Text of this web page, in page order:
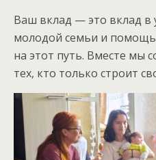
Ваш вклад — это вклад в
молодой семьи и помощь
на этот путь. Вместе мы
тех, кто только строит